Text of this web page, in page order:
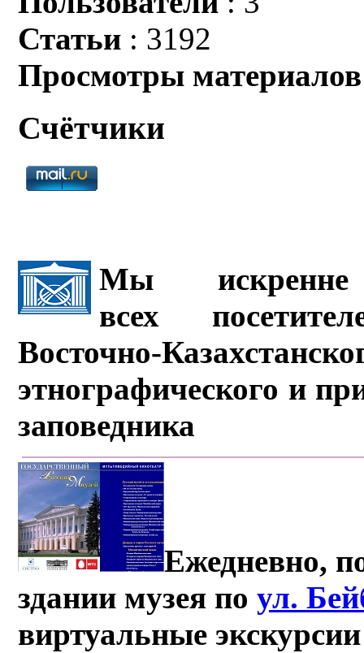
Статьи : 3192
Просмотры материалов
Счётчики
Мы искренне
всех
Восточно-
этнографического и
заповедника
Ежедневно,
здании музея поул.
виртуальные